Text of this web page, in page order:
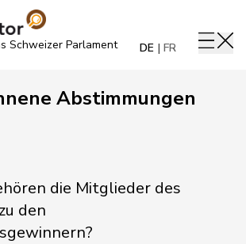
Schweizer Parlament DE FR
Abstimmungen
die Mitglieder des
den